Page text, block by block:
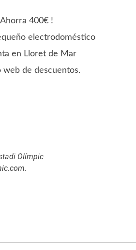
400€ !
electrodoméstico
en Lloret de Mar
web de descuentos.
Olímpic